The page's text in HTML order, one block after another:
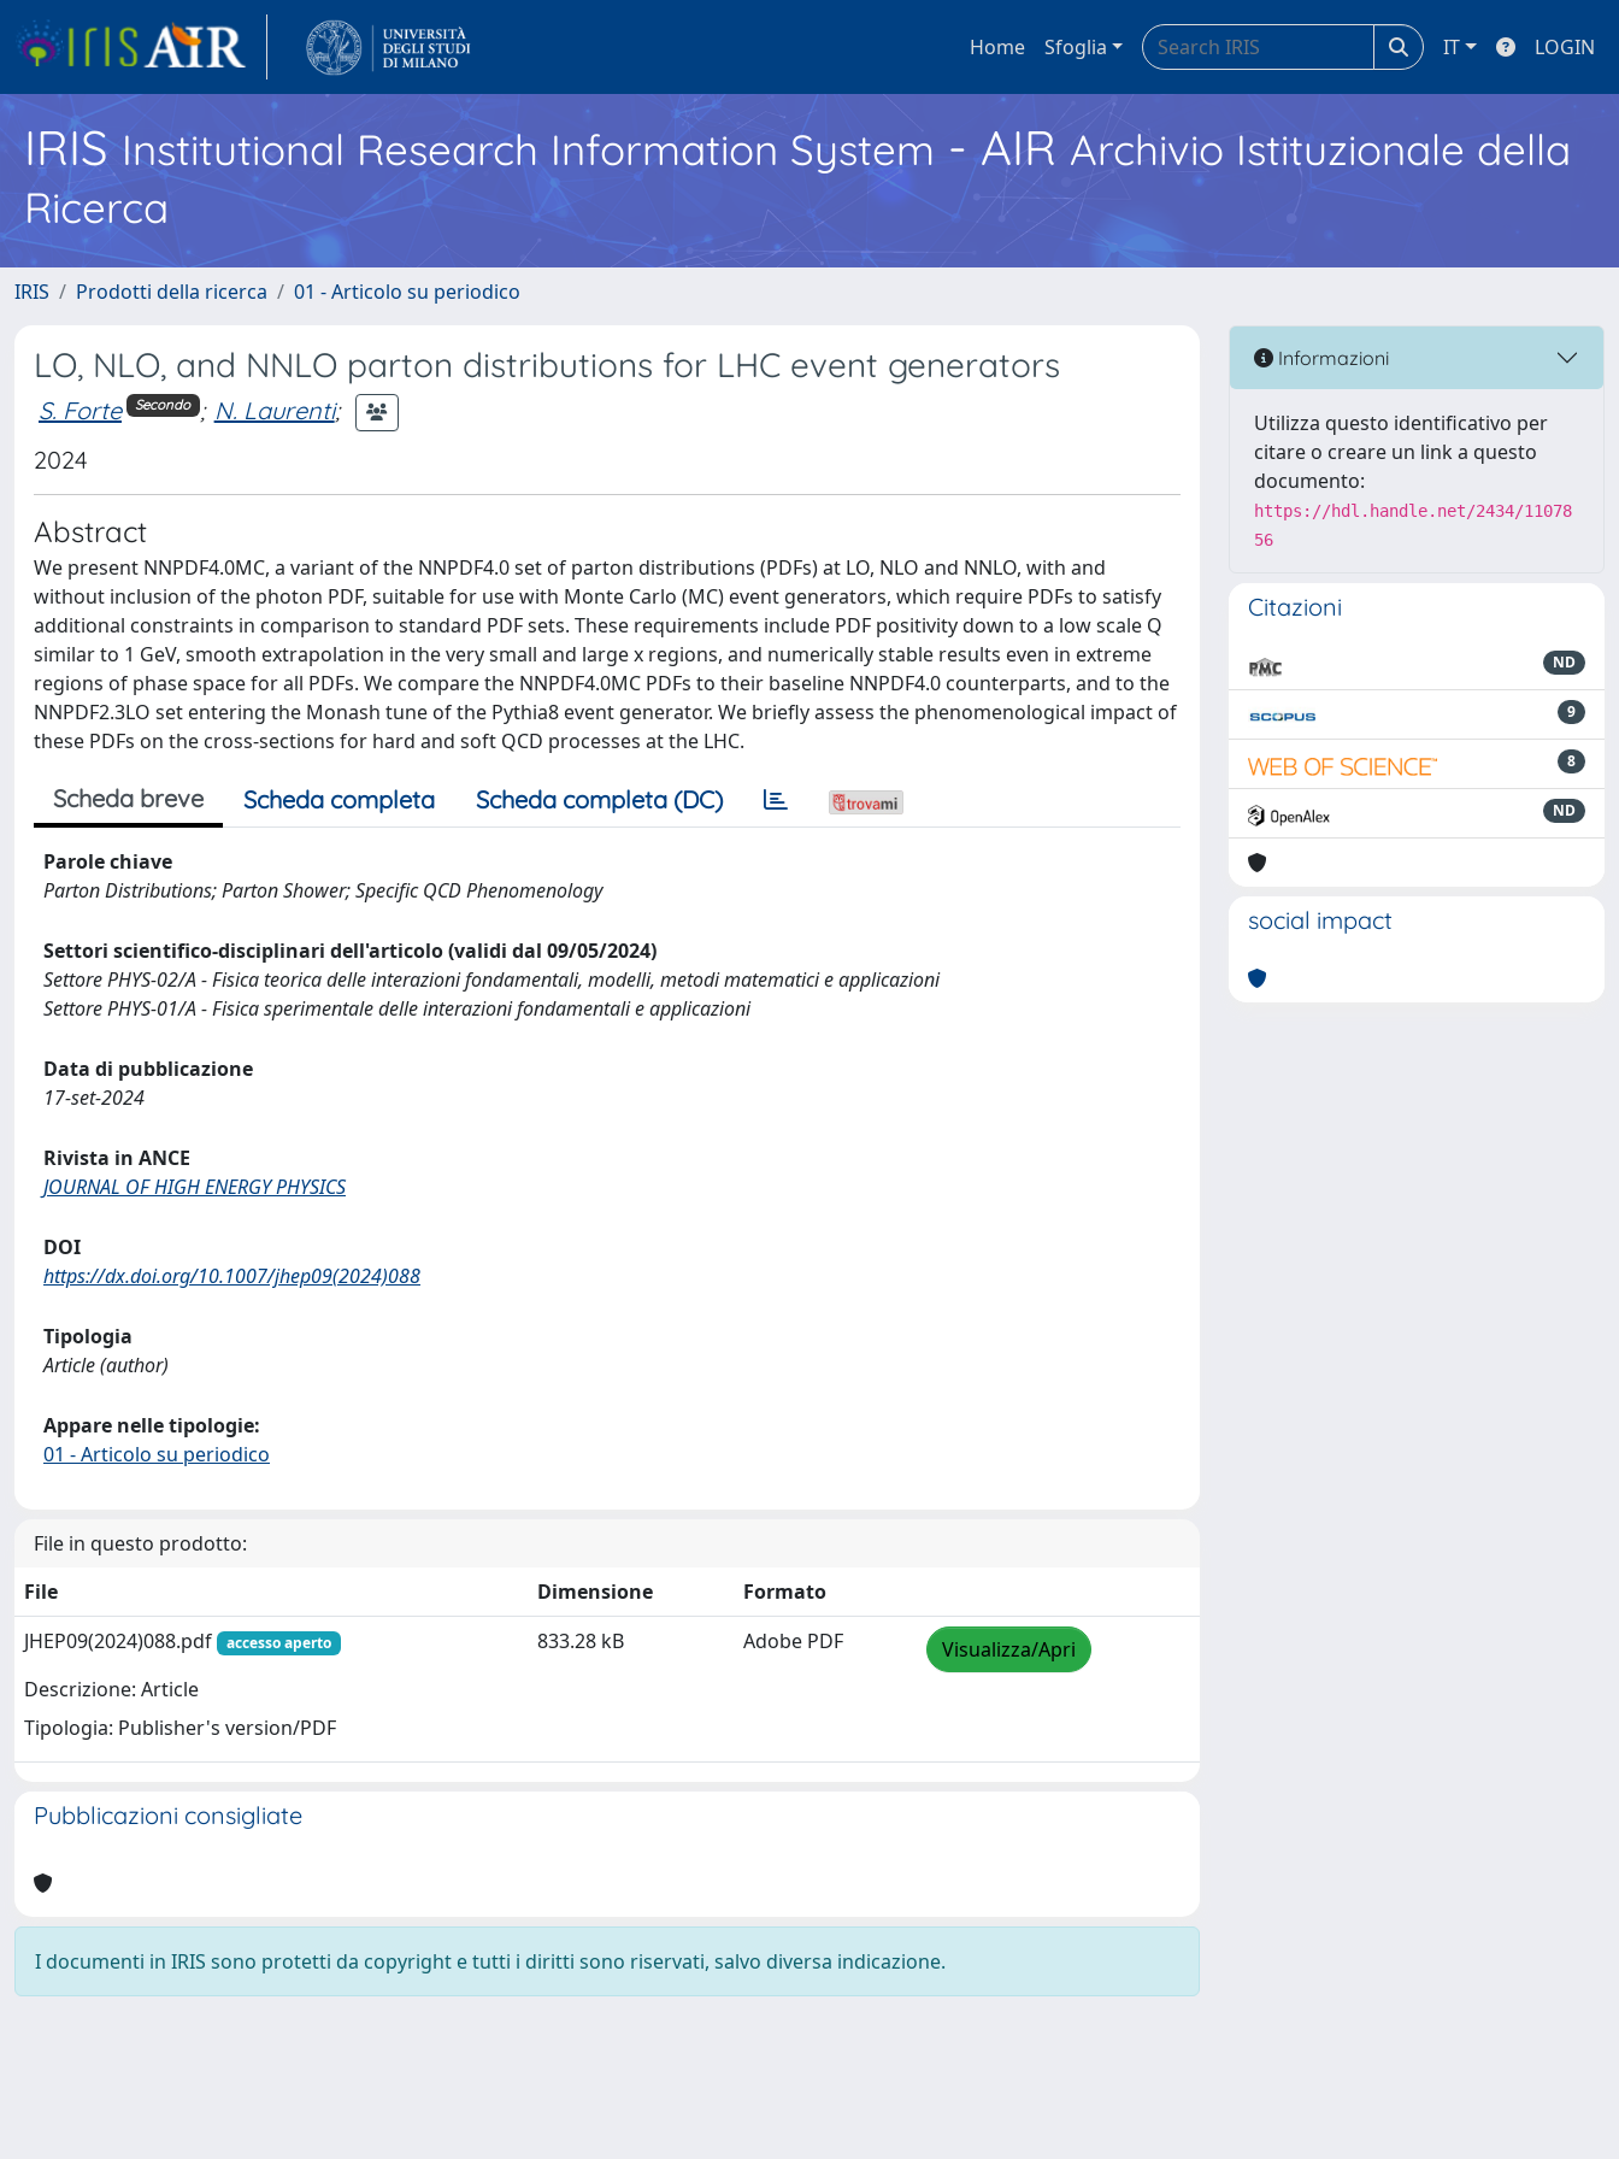
Home Sfoglia IT LOGIN
IRISInstitutional Research Information System - AIR Archivio Istituzionale della
Ricerca
IRIS Prodotti della ricerca 01 - Articolo su periodico
LO, NLO, and NNLO parton distributions for LHC event generators
S. Forte Secondo ; N. Laurenti;
2024
Abstract
We present NNPDF4.0MC, a variant of the NNPDF4.0 set of parton distributions (PDFs) at LO, NLO and NNLO, with and
without inclusion of the photon PDF, suitable for use with Monte Carlo (MC) event generators, which require PDFs to satisfy
additional constraints in comparison to standard PDF sets. These requirements include PDF positivity down to a low scale Q
similar to 1 GeV, smooth extrapolation in the very small and large x regions, and numerically stable results even in extreme
regions of phase space for all PDFs. We compare the NNPDF4.0MC PDFs to their baseline NNPDF4.0 counterparts, and to the
NNPDF2.3LO set entering the Monash tune of the Pythia8 event generator. We briefly assess the phenomenological impact of
these PDFs on the cross-sections for hard and soft QCD processes at the LHC.
Scheda breve Scheda completa Scheda completa (DC)
Parole chiave
Parton Distributions; Parton Shower; Specific QCD Phenomenology
Settori scientifico-disciplinari dell'articolo (validi dal 09/05/2024)
Settore PHYS-02/A - Fisica teorica delle interazioni fondamentali, modelli, metodi matematici e applicazioni
Settore PHYS-01/A - Fisica sperimentale delle interazioni fondamentali e applicazioni
Data di pubblicazione
17-set-2024
Rivista in ANCE
JOURNAL OF HIGH ENERGY PHYSICS
DOI
https://dx.doi.org/10.1007/jhep09(2024)088
Tipologia
Article (author)
Appare nelle tipologie:
01 - Articolo su periodico
File in questo prodotto:
File
Dimensione
Formato
JHEP09(2024)088.pdf
accesso aperto
Descrizione: Article
Tipologia: Publisher's version/PDF
833.28 kB Adobe PDF Visualizza/Apri
Pubblicazioni consigliate
I documenti in IRIS sono protetti da copyright e tutti i diritti sono riservati, salvo diversa indicazione.
Informazioni
Utilizza questo identificativo per
citare o creare un link a questo
documento:
https://hdl.handle.net/2434/11078
56
Citazioni
ND
9
8
ND
social impact